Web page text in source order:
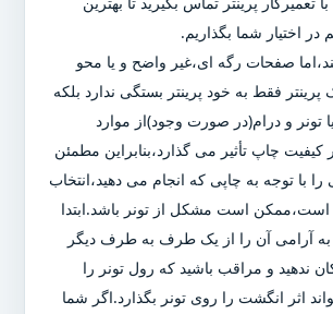
اختیار شما بگذاریم.
صفحات رگه ای،غیر واضح و یا محو
فقط به خود پرینتر بستگی ندارد بلکه
تونر و درام(در صورت وجود)از موارد
کیفیت چاپ تأثیر می گذارد،بنابراین مطمئن
با توجه به چاپی که انجام می دهید،انتخاب
است،ممکن است مشکل از تونر باشد.ابتدا
و به آرامی آن را از یک طرف به طرف دیگر
ندهید و مراقب باشید که رول تونر را
اثر انگشت را روی تونر بگذارد.اگر شما